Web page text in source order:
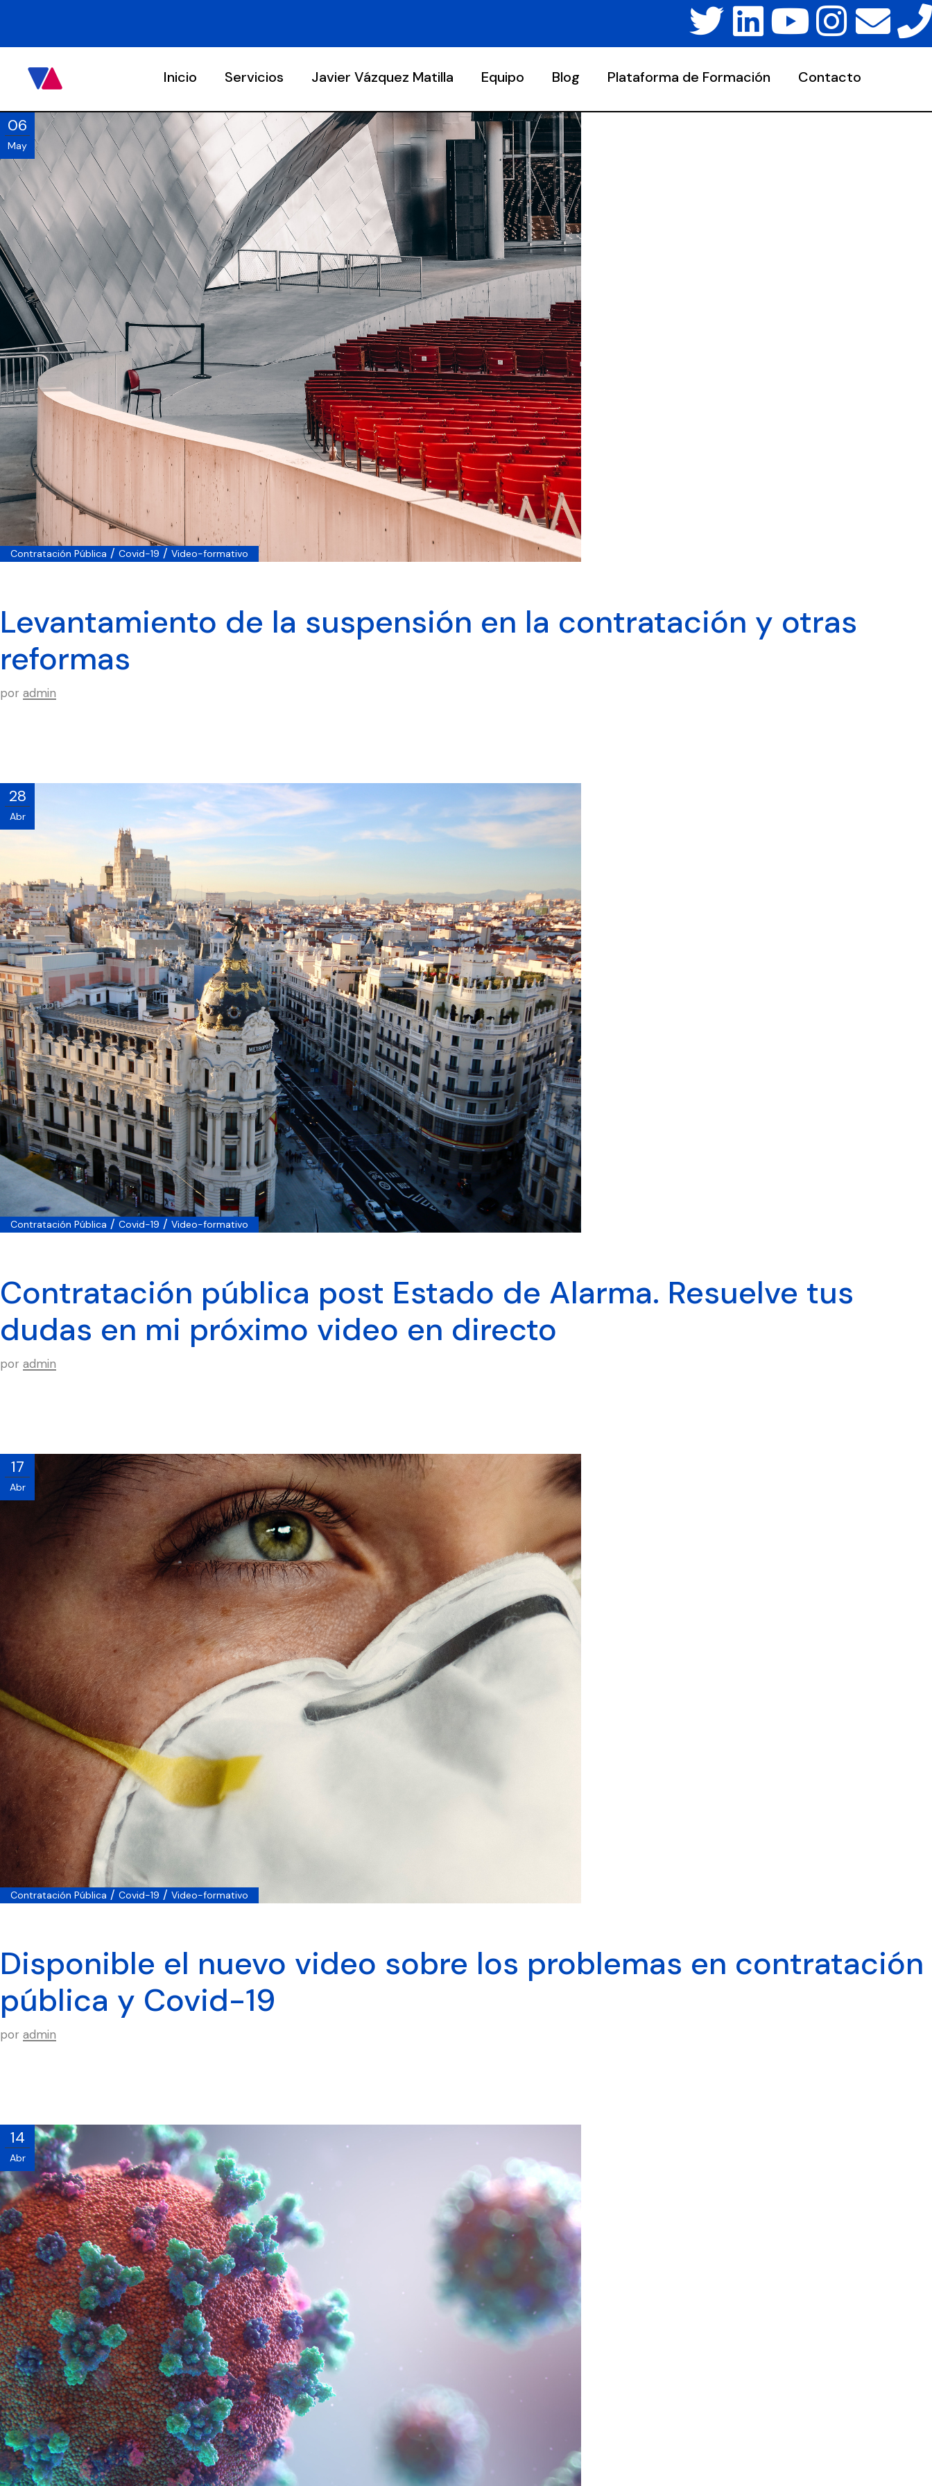
Inicio Servicios Javier Vázquez Matilla Equipo Blog Plataforma de Formación Contacto
06
May
Contratación Pública / Covid-19 / Video-formativo
Levantamiento de la suspensión en la contratación y otras
reformas
por admin
28
Abr
Contratación Pública / Covid-19 / Video-formativo
Contratación pública post Estado de Alarma. Resuelve tus
dudas en mi próximo video en directo
por admin
17
Abr
Contratación Pública / Covid-19 / Video-formativo
Disponible el nuevo video sobre los problemas en contratación
pública y Covid-19
por admin
14
Abr